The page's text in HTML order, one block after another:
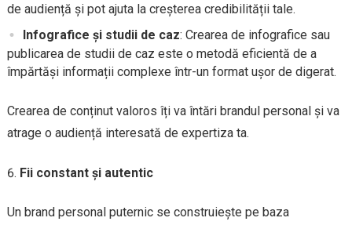
de audiență și pot ajuta la creșterea credibilității tale.
Infografice și studii de caz: Crearea de infografice sau
publicarea de studii de caz este o metodă eficientă de a
împărtăși informații complexe într-un format ușor de digerat.
Crearea de conținut valoros îți va întări brandul personal și va
atrage o audiență interesată de expertiza ta.
Fii constant și autentic
Un brand personal puternic se construiește pe baza